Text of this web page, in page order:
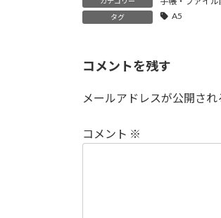
タグ A5
コメントを残す
メールアドレスが公開され
コメント ※